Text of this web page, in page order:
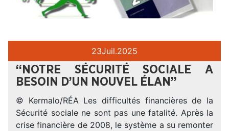
23Juil.2025
“NOTRE SÉCURITÉ SOCIALE A
BESOIN D’UN NOUVEL ÉLAN”
© Kermalo/RÉA Les difficultés financières de la
Sécurité sociale ne sont pas une fatalité. Après la
crise financière de 2008, le système a su remonter